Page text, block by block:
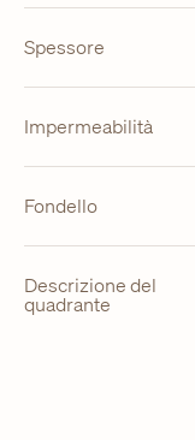
Spessore
Impermeabilità
Fondello
Descrizione del
quadrante